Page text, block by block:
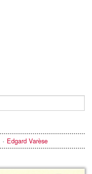
Edgard Varèse